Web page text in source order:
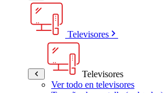
Televisores
Televisores
Ver todo en televisores